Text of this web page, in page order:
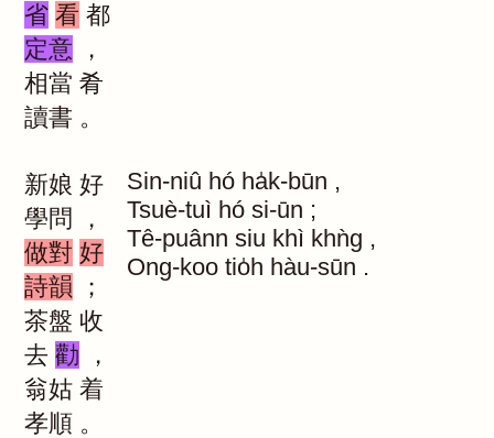
省 看 都
定意
，
相當 肴
讀書 。
新娘 好
學問
，
做對 好
詩韻
；
茶盤 收
去 勸
，
翁姑 着
孝順 。
Sin-niû hó ha̍k-būn ,
Tsuè-tuì hó si-ūn ;
Tê-puânn siu khì khǹg ,
Ong-koo tio̍h hàu-sūn .